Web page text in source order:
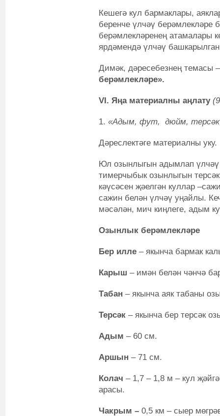
Кешегә кул бармаклары,
беренче үлчәү берәмлекләре
берәмлекләренең атамалары
ярдәмендә үлчәү
Димәк, дәресебезнең темасы
берәмлекләре».
VI. Яңа материалны аңлату(9
1. «Адым, фут, дюйм,
Дәреслектәге материалны
Юл озынлыгын адымлап
тимерчыбык озынлыгын
кәүсәсен җәелгән куллар
сажин белән үлчәү уңайлы.
мәсәлән, мич киңлеге, адым
Озынлык берәмлекләре
Бер илле – якынча бармак
Карыш – имән белән чәнчә
Табан – якынча аяк табаны
Терсәк – якынча бер терсәк
Адым – 60 см.
Аршын – 71 см.
Колач – 1,7 – 1,8 м – кул
арасы.
Чакрым – 0,5 км – сыер